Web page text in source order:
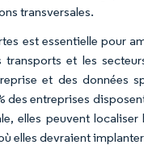
transversales.
est essentielle pour
et les
et des données
des entreprises
elles peuvent
elles devraient